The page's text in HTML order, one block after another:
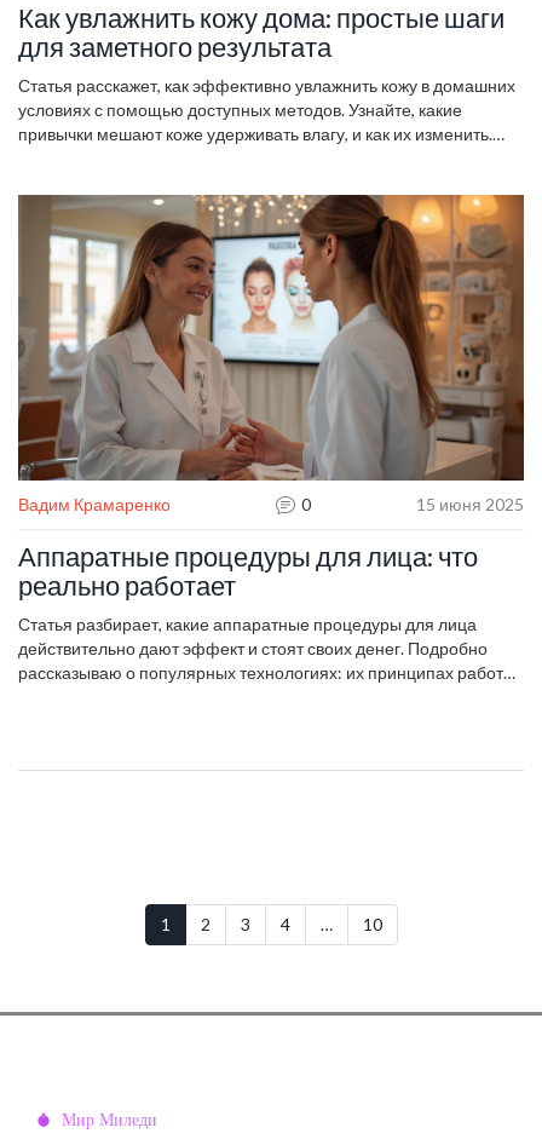
Как увлажнить кожу дома: простые шаги
для заметного результата
Статья расскажет, как эффективно увлажнить кожу в домашних
условиях с помощью доступных методов. Узнайте, какие
привычки мешают коже удерживать влагу, и как их изменить.
средства. Автор поделится советами по выбору ингредиентов и
расскажет, как поддерживать уровень увлажнённости в течение
дня. Подходит для тех, кто хочет добиться мягкой и сияющей
кожи без визита к косметологу.
Вадим Крамаренко 0 15 июня 2025
Аппаратные процедуры для лица: что
реально работает
Статья разбирает, какие аппаратные процедуры для лица
действительно дают эффект и стоят своих денег. Подробно
рассказываю о популярных технологиях: их принципах работы,
узнать все нюансы перед визитом в косметологическую
1 2 3 4 … 10